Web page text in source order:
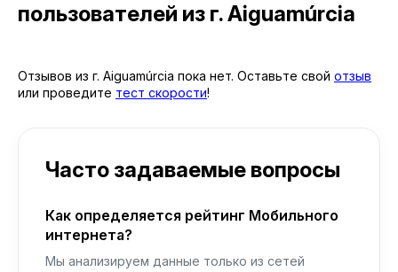
пользователей из г. Aiguamúrcia
Отзывов из г. Aiguamúrcia пока нет. Оставьте свой отзыв
или проведите тест скорости!
Часто задаваемые вопросы
Как определяется рейтинг Мобильного
интернета?
Мы анализируем данные только из сетей